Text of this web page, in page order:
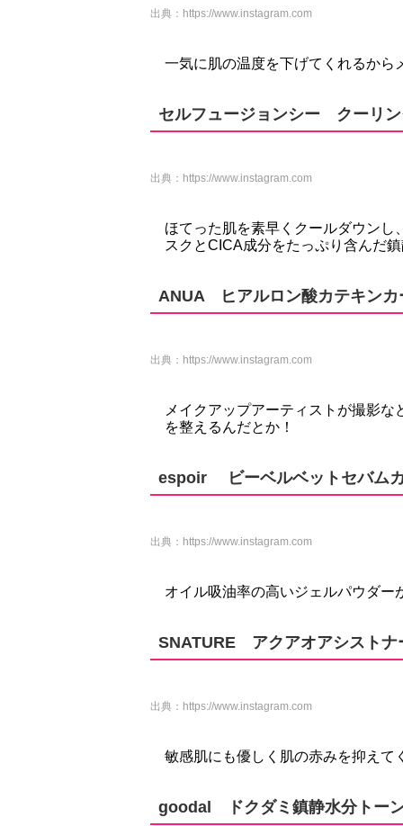
出典： https://www.instagram.com
一気に肌の温度を下げてくれるか
セルフュージョンシー クーリ
出典： https://www.instagram.com
ほてった肌を素早くクールダウン
スクとCICA成分をたっぷり含んだ
ANUA ヒアルロン酸カテキンカ
出典： https://www.instagram.com
メイクアップアーティストが撮影
を整えるんだとか！
espoir ビーベルベットセバム
出典： https://www.instagram.com
オイル吸油率の高いジェルパウダ
SNATURE アクアオアシストナ
出典： https://www.instagram.com
敏感肌にも優しく肌の赤みを抑えて
goodal ドクダミ鎮静水分トー